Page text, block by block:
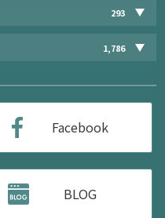
293
1,786
Facebook
BLOG